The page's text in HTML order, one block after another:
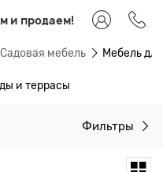
и продаем!
Садовая мебель Мебель
и террасы
Фильтры